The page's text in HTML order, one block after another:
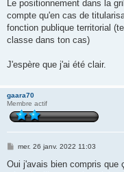
Le positionnement dans la
compte qu'en cas de
fonction publique territorial
classe dans ton cas)
J'espère que j'ai été clair.
gaara70
Membre actif
M
s
mer. 26 janv. 2022 11:03
Oui j'avais bien compris que